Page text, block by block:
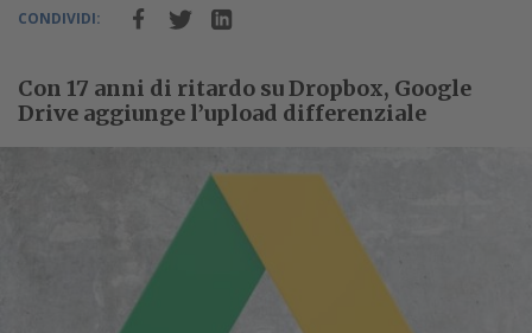
CONDIVIDI:
Con 17 anni di ritardo su Dropbox, Google
Drive aggiunge l’upload differenziale